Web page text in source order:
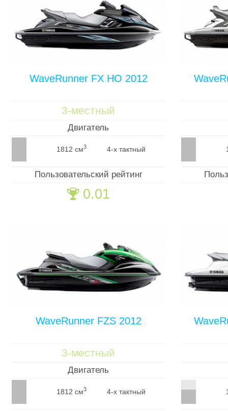
WaveRunner FX HO 2012
3-местный
Двигатель
1812 см3 4-х тактный
Пользовательский рейтинг
🏆 0.01
WaveRunner FZS 2012
3-местный
Двигатель
1812 см3 4-х тактный